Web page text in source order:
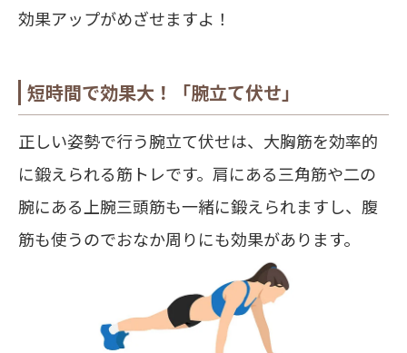
効果アップがめざせますよ！
短時間で効果大！「腕立て伏せ」
正しい姿勢で行う腕立て伏せは、大胸筋を効率的
に鍛えられる筋トレです。肩にある三角筋や二の
腕にある上腕三頭筋も一緒に鍛えられますし、腹
筋も使うのでおなか周りにも効果があります。